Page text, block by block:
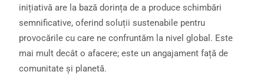
inițiativă are la bază dorința de a produce schimbări
semnificative, oferind soluții sustenabile pentru
provocările cu care ne confruntăm la nivel global. Este
mai mult decât o afacere; este un angajament față de
comunitate și planetă.